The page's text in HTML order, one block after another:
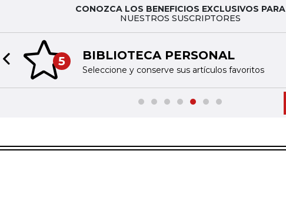
CONOZCA LOS BENEFICIOS EXCLUSIVOS PARA
NUESTROS SUSCRIPTORES
5 BIBLIOTECA PERSONAL
Seleccione y conserve sus artículos favoritos
Previous slide